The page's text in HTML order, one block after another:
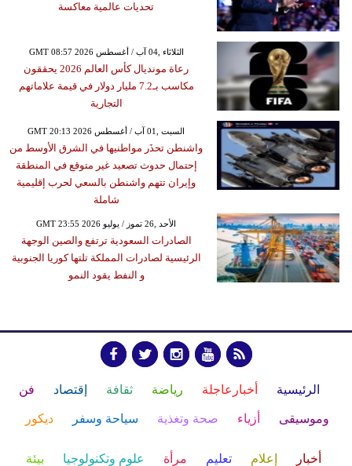
تحديات عالمية معاكسة
GMT 08:57 2026 الثلاثاء ,04 آب / أغسطس
رعاة مونديال كأس العالم 2026 يحققون
مكاسب بـ7.2 مليار دولار في قيمة علاماتهم
التجارية
GMT 20:13 2026 السبت ,01 آب / أغسطس
واشنطن تحذَر مواطنيها في الشرق الأوسط من
إحتمال حدوث تصعيد غير متوقع في المنطقة
وإيران تتهم واشنطن بالسعي لحرب إقليمية
شاملة
GMT 23:55 2026 الأحد ,26 تموز / يوليو
الصادرات السعودية ترتفع والصين الوجهة
الرئيسية لصادرات المملكة تلتها كوريا الجنوبية
و النفط يقود النمو
الرئيسية أخبارعاجلة رياضة ثقافة إقتصاد فن
وموسيقى أزياء صحة وتغذية سياحة وسفر ديكور
أخبار إعلام تعليم مرأة علوم وتكنولوجيا بيئة